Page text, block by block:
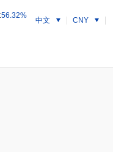
56.32%
中文 CNY